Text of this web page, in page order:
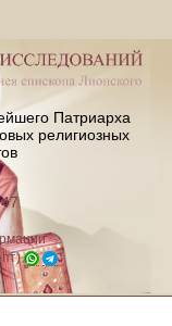
Патриарха
религиозных
47
пт)